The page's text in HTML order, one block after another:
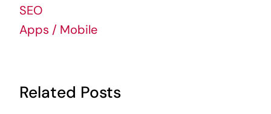
SEO
Apps / Mobile
Related Posts